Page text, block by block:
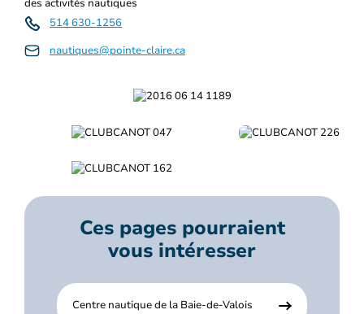
des activités nautiques
514 630-1256
nautiques@pointe-claire.ca
Ces pages pourraient
vous intéresser
Centre nautique de la Baie-de-Valois